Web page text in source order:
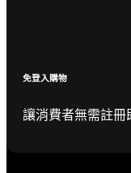
免登入購物
讓消費者無需註冊